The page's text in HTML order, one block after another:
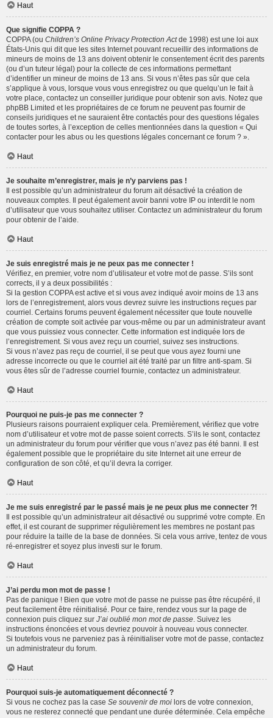
Haut
Que signifie COPPA ?
COPPA (ou Children’s Online Privacy Protection Actde 1998) est une loi aux
États-Unis qui dit que les sites Internet pouvant recueillir des informations de
mineurs de moins de 13 ans doivent obtenir le consentement écrit des parents
(ou d’un tuteur légal) pour la collecte de ces informations permettant
d’identifier un mineur de moins de 13 ans. Si vous n’êtes pas sûr que cela
s’applique à vous, lorsque vous vous enregistrez ou que quelqu’un le fait à
votre place, contactez un conseiller juridique pour obtenir son avis. Notez que
phpBB Limited et les propriétaires de ce forum ne peuvent pas fournir de
conseils juridiques et ne sauraient être contactés pour des questions légales
de toutes sortes, à l’exception de celles mentionnées dans la question « Qui
contacter pour les abus ou les questions légales concernant ce forum ? ».
Haut
Je souhaite m’enregistrer, mais je n’y parviens pas !
Il est possible qu’un administrateur du forum ait désactivé la création de
nouveaux comptes. Il peut également avoir banni votre IP ou interdit le nom
d’utilisateur que vous souhaitez utiliser. Contactez un administrateur du forum
pour obtenir de l’aide.
Haut
Je suis enregistré mais je ne peux pas me connecter !
Vérifiez, en premier, votre nom d’utilisateur et votre mot de passe. S’ils sont
corrects, il y a deux possibilités :
Si la gestion COPPA est active et si vous avez indiqué avoir moins de 13 ans
lors de l’enregistrement, alors vous devrez suivre les instructions reçues par
courriel. Certains forums peuvent également nécessiter que toute nouvelle
création de compte soit activée par vous-même ou par un administrateur avant
que vous puissiez vous connecter. Cette information est indiquée lors de
l’enregistrement. Si vous avez reçu un courriel, suivez ses instructions.
Si vous n’avez pas reçu de courriel, il se peut que vous ayez fourni une
adresse incorrecte ou que le courriel ait été traité par un filtre anti-spam. Si
vous êtes sûr de l’adresse courriel fournie, contactez un administrateur.
Haut
Pourquoi ne puis-je pas me connecter ?
Plusieurs raisons pourraient expliquer cela. Premièrement, vérifiez que votre
nom d’utilisateur et votre mot de passe soient corrects. S’ils le sont, contactez
un administrateur du forum pour vérifier que vous n’avez pas été banni. Il est
également possible que le propriétaire du site Internet ait une erreur de
configuration de son côté, et qu’il devra la corriger.
Haut
Je me suis enregistré par le passé mais je ne peux plus me connecter ?!
Il est possible qu’un administrateur ait désactivé ou supprimé votre compte. En
effet, il est courant de supprimer régulièrement les membres ne postant pas
pour réduire la taille de la base de données. Si cela vous arrive, tentez de vous
ré-enregistrer et soyez plus investi sur le forum.
Haut
J’ai perdu mon mot de passe !
Pas de panique ! Bien que votre mot de passe ne puisse pas être récupéré, il
peut facilement être réinitialisé. Pour ce faire, rendez vous sur la page de
connexion puis cliquez sur J’ai oublié mon mot de passe . Suivez les
instructions énoncées et vous devriez pouvoir à nouveau vous connecter.
Si toutefois vous ne parveniez pas à réinitialiser votre mot de passe, contactez
un administrateur du forum.
Haut
Pourquoi suis-je automatiquement déconnecté ?
Si vous ne cochez pas la case Se souvenir de moi lors de votre connexion,
vous ne resterez connecté que pendant une durée déterminée. Cela empêche